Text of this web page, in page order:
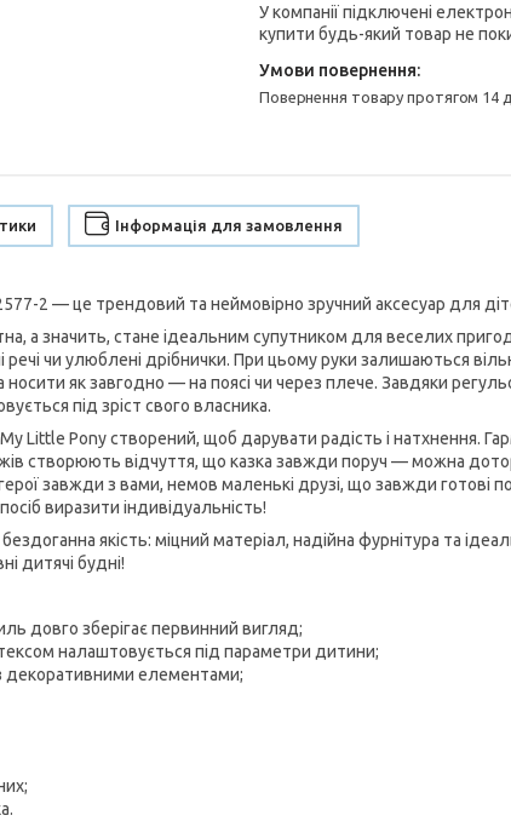
У компанії підключені
купити будь-який товар не
повернення товару протягом 14
Інформація для замовлення
2 — це трендовий та неймовірно зручний аксесуар для
а значить, стане ідеальним супутником для веселих
речі чи улюблені дрібнички. При цьому руки залишаються
як завгодно — на поясі чи через плече. Завдяки
під зріст свого власника.
Little Pony створений, щоб дарувати радість і натхнення.
створюють відчуття, що казка завжди поруч — можна
завжди з вами, немов маленькі друзі, що завжди готові
виразити індивідуальність!
якість: міцний матеріал, надійна фурнітура та
дитячі будні!
довго зберігає первинний вигляд;
налаштовується під параметри дитини;
декоративними елементами;